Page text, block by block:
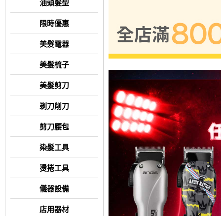
油頭髮型
限時優惠
美髮電器
美髮梳子
美髮剪刀
剃刀削刀
剪刀腰包
染髮工具
燙捲工具
儀器設備
店用器材